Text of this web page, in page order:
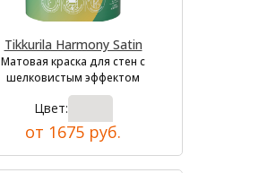
Tikkurila Harmony Satin
Матовая краска для стен с
шелковистым эффектом
Цвет:
от 1675 руб.